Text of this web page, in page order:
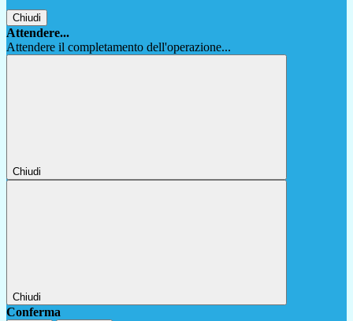
Chiudi
Attendere...
Attendere il completamento dell'operazione...
Chiudi
Chiudi
Conferma